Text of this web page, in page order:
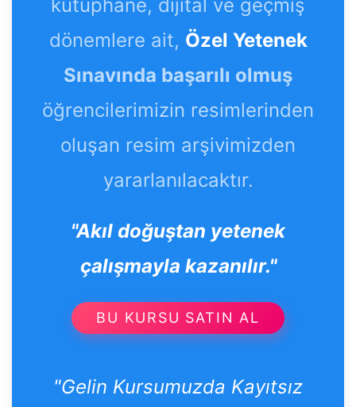
kütüphane, dijital ve geçmiş
dönemlere ait, Özel Yetenek
Sınavında başarılı olmuş
öğrencilerimizin resimlerinden
oluşan resim arşivimizden
yararlanılacaktır.
"Akıl doğuştan yetenek
çalışmayla kazanılır."
BU KURSU SATIN AL
"Gelin Kursumuzda Kayıtsız